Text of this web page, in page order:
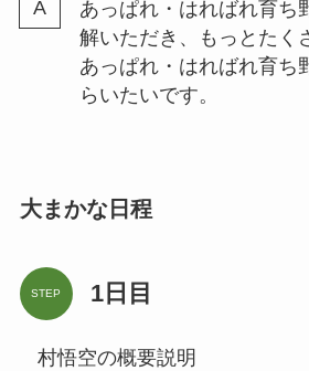
あっぱれ・はればれ育ち
解いただき、もっとたく
あっぱれ・はればれ育ち
らいたいです。
大まかな日程
STEP 1日目
村悟空の概要説明